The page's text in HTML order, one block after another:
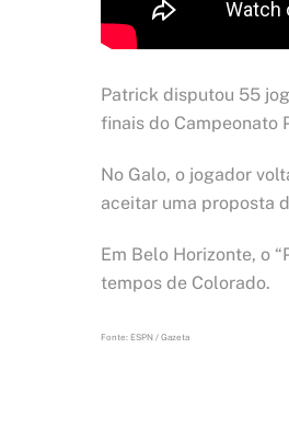
Patrick disputou 55
finais do Campeonato
No Galo, o jogador
aceitar uma proposta
Em Belo Horizonte, o
tempos de Colorado.
Fonte: ESPN / Gazeta